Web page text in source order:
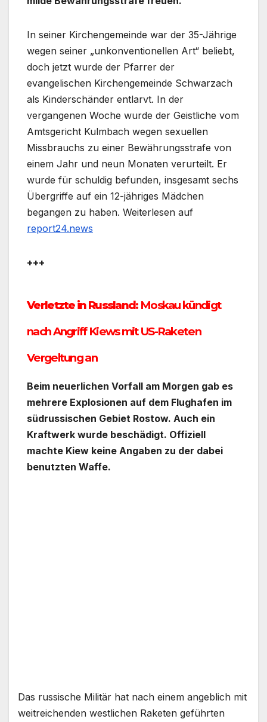
In seiner Kirchengemeinde war der 35-Jährige
wegen seiner „unkonventionellen Art“ beliebt,
doch jetzt wurde der Pfarrer der
evangelischen Kirchengemeinde Schwarzach
als Kinderschänder entlarvt. In der
vergangenen Woche wurde der Geistliche vom
Amtsgericht Kulmbach wegen sexuellen
Missbrauchs zu einer Bewährungsstrafe von
einem Jahr und neun Monaten verurteilt. Er
wurde für schuldig befunden, insgesamt sechs
Übergriffe auf ein 12-jähriges Mädchen
begangen zu haben. Weiterlesen auf
report24.news
+++
Verletzte in Russland: Moskau kündigt
nach Angriff Kiews mit US-Raketen
Vergeltung an
Beim neuerlichen Vorfall am Morgen gab es
mehrere Explosionen auf dem Flughafen im
südrussischen Gebiet Rostow. Auch ein
Kraftwerk wurde beschädigt. Offiziell
machte Kiew keine Angaben zu der dabei
benutzten Waffe.
Das russische Militär hat nach einem angeblich mit
weitreichenden westlichen Raketen geführten